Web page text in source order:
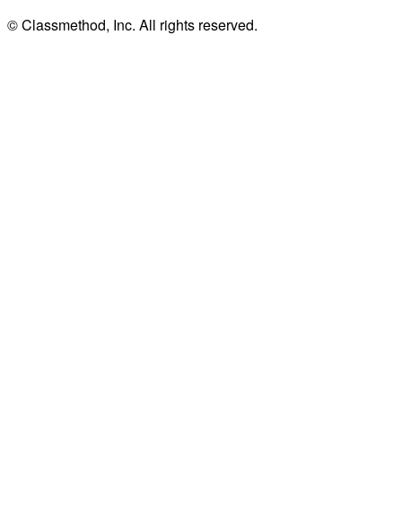
© Classmethod, Inc. All rights reserved.